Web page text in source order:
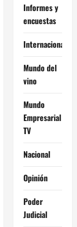
Informes y
encuestas
Internacional
Mundo del
vino
Mundo
Empresarial
TV
Nacional
Opinión
Poder
Judicial